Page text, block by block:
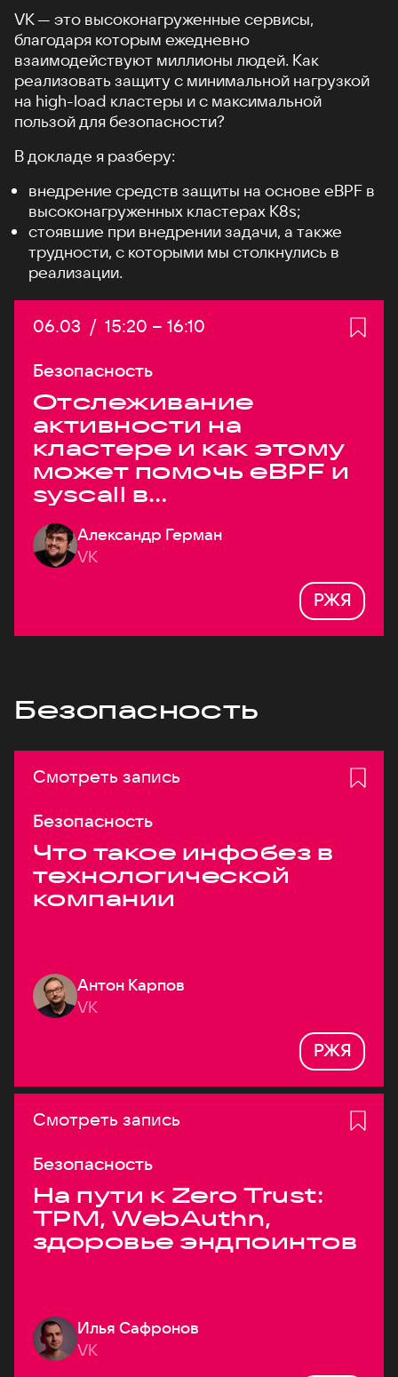
VK — это высоконагруженные сервисы,
благодаря которым ежедневно
взаимодействуют миллионы людей. Как
реализовать защиту с минимальной нагрузкой
на high-load кластеры и с максимальной
пользой для безопасности?
В докладе я разберу:
внедрение средств защиты на основе eBPF в
высоконагруженных кластерах K8s;
стоявшие при внедрении задачи, а также
трудности, с которыми мы столкнулись в
реализации.
Дата:
06.03 / Начало:
15:20 – Конец:
16:10
Безопасность
Отслеживание
активности на
кластере и как этому
может помочь eBPF и
syscall в
высоконагруженных
системах
Александр Герман
VK
РЖЯ
Безопасность
Смотреть запись
Безопасность
Что такое инфобез в
технологической
компании
Антон Карпов
VK
РЖЯ
Смотреть запись
Безопасность
На пути к Zero Trust:
TPM, WebAuthn,
здоровье эндпоинтов
Илья Сафронов
VK